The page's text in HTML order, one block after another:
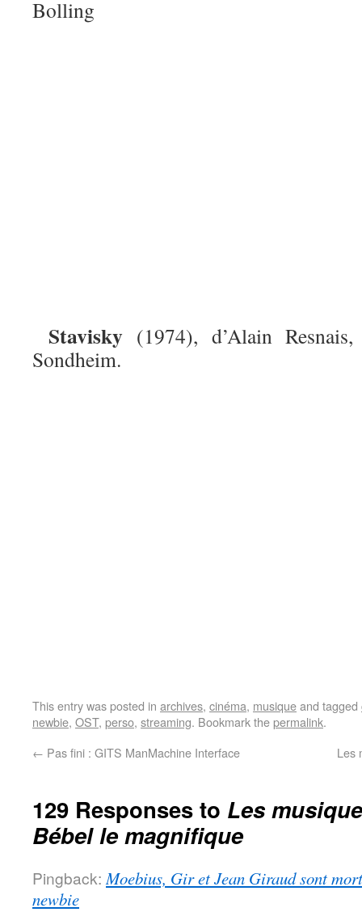
Bolling
Stavisky(1974), d’Alain Resnais,
Sondheim.
This entry was posted in archives, cinéma, musiqueand tagged
newbie, OST, perso, streaming. Bookmark thepermalink.
← Pas fini : GITS ManMachine Interface Les
129 Responses to Les
Bébel le magnifique
Pingback: Moebius, Gir et Jean Giraud sont
newbie